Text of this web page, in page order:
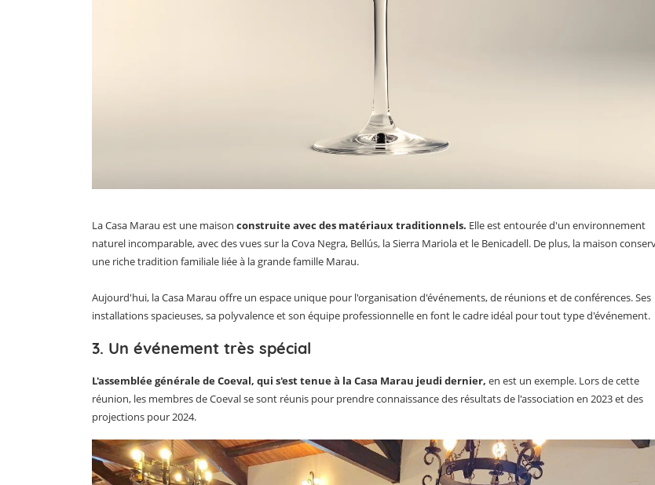
La Casa Marau est une maison construite avec des matériaux traditionnels. Elle est entourée d'un environnement
naturel incomparable, avec des vues sur la Cova Negra, Bellús, la Sierra Mariola et le Benicadell. De plus, la maison
une riche tradition familiale liée à la grande famille Marau.
Aujourd'hui, la Casa Marau offre un espace unique pour l'organisation d'événements, de réunions et de conférences. Ses
installations spacieuses, sa polyvalence et son équipe professionnelle en font le cadre idéal pour tout type d'événement.
3. Un événement très spécial
L'assemblée générale de Coeval, qui s'est tenue à la Casa Marau jeudi dernier, en est un exemple. Lors de cette
réunion, les membres de Coeval se sont réunis pour prendre connaissance des résultats de l'association en 2023 et des
projections pour 2024.